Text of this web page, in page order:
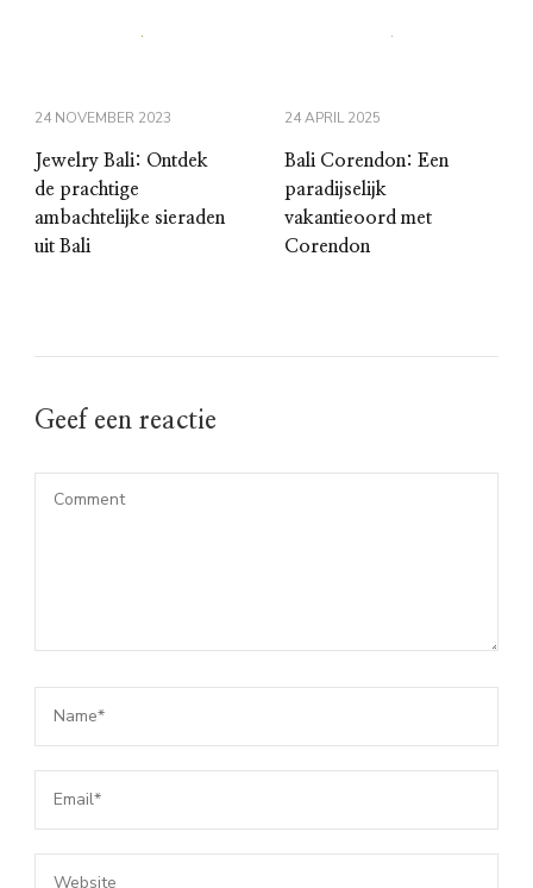
24 NOVEMBER 2023
Jewelry Bali: Ontdek
de prachtige
ambachtelijke sieraden
uit Bali
24 APRIL 2025
Bali Corendon: Een
paradijselijk
vakantieoord met
Corendon
Geef een reactie